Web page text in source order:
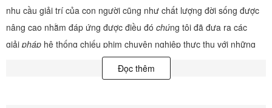
nhu cầu giải trí của con người cũng như chất lượng đời sống được
nâng cao nhằm đáp ứng được điều đó chúng tôi đã đưa ra các
giải pháp hệ thống chiếu phim chuyên nghiệp thực thụ với những
thước phim được tái tạo lại 1 cách trung thực nhất và ấn tượng nhất
cùng với những hệ thống âm thanh được nhập khẩu chính hãng rõ
Đọc thêm